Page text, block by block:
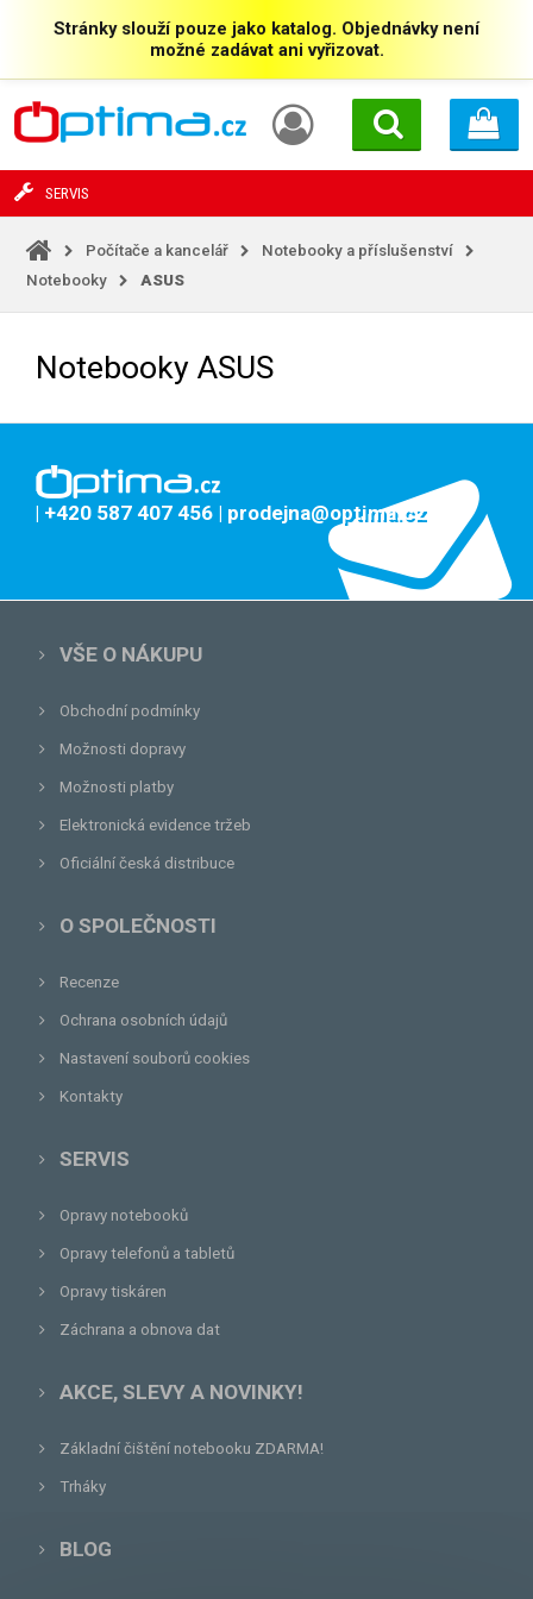
Stránky slouží pouze jako katalog. Objednávky není
možné zadávat ani vyřizovat.
SERVIS
Počítače a kancelář
Notebooky a příslušenství
Notebooky
ASUS
Notebooky ASUS
| +420 587 407 456 | prodejna@optima.cz
VŠE O NÁKUPU
Obchodní podmínky
Možnosti dopravy
Možnosti platby
Elektronická evidence tržeb
Oficiální česká distribuce
O SPOLEČNOSTI
Recenze
Ochrana osobních údajů
Nastavení souborů cookies
Kontakty
SERVIS
Opravy notebooků
Opravy telefonů a tabletů
Opravy tiskáren
Záchrana a obnova dat
AKCE, SLEVY A NOVINKY!
Základní čištění notebooku ZDARMA!
Trháky
BLOG